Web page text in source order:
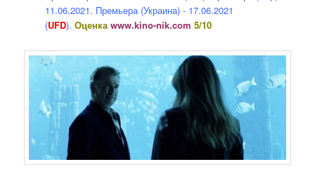
11.06.2021. Премьера (Украина) - 17.06.2021
(UFD).Оценкаwww.kino-nik.com 5/10